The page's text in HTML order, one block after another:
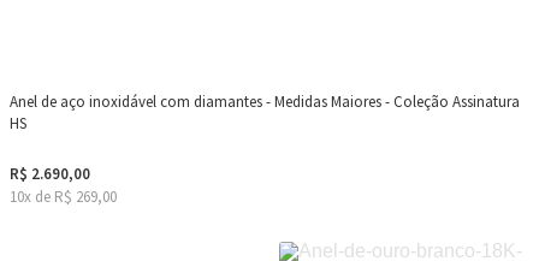
Anel de aço inoxidável com diamantes - Medidas Maiores - Coleção Assinatura
HS
R$ 2.690,00
10x de R$ 269,00